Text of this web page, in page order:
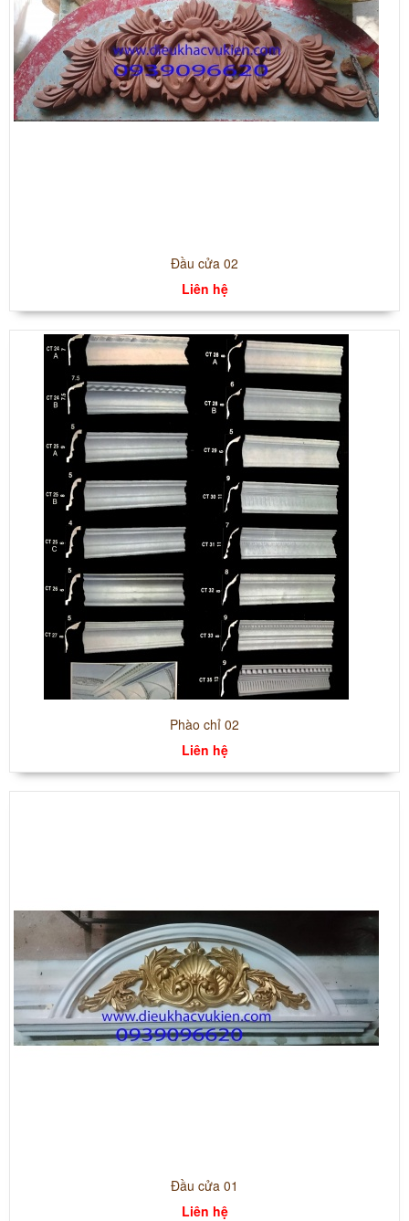
Đầu cửa 02
Liên hệ
Phào chỉ 02
Liên hệ
Đầu cửa 01
Liên hệ